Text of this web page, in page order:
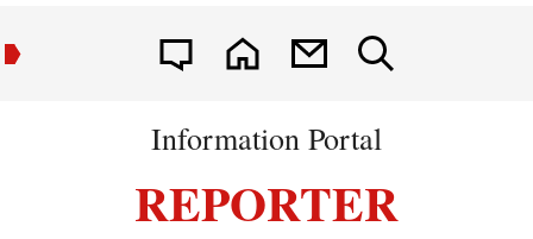
Information Portal
REPORTER